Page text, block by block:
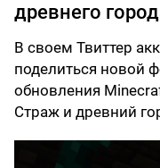
древнего
В своем Твиттер
поделиться новой
обновления
Страж и древний